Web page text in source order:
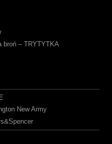
broń – TRYTYTKA
New Army